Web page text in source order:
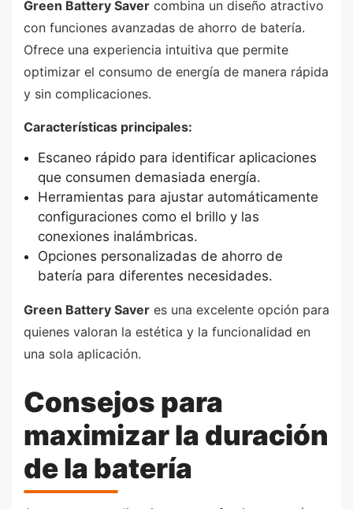
Green Battery Saver combina un diseño atractivo
con funciones avanzadas de ahorro de batería.
Ofrece una experiencia intuitiva que permite
optimizar el consumo de energía de manera rápida
y sin complicaciones.
Características principales:
Escaneo rápido para identificar aplicaciones
que consumen demasiada energía.
Herramientas para ajustar automáticamente
configuraciones como el brillo y las
conexiones inalámbricas.
Opciones personalizadas de ahorro de
batería para diferentes necesidades.
Green Battery Saver es una excelente opción para
quienes valoran la estética y la funcionalidad en
una sola aplicación.
Consejos para
maximizar la duración
de la batería